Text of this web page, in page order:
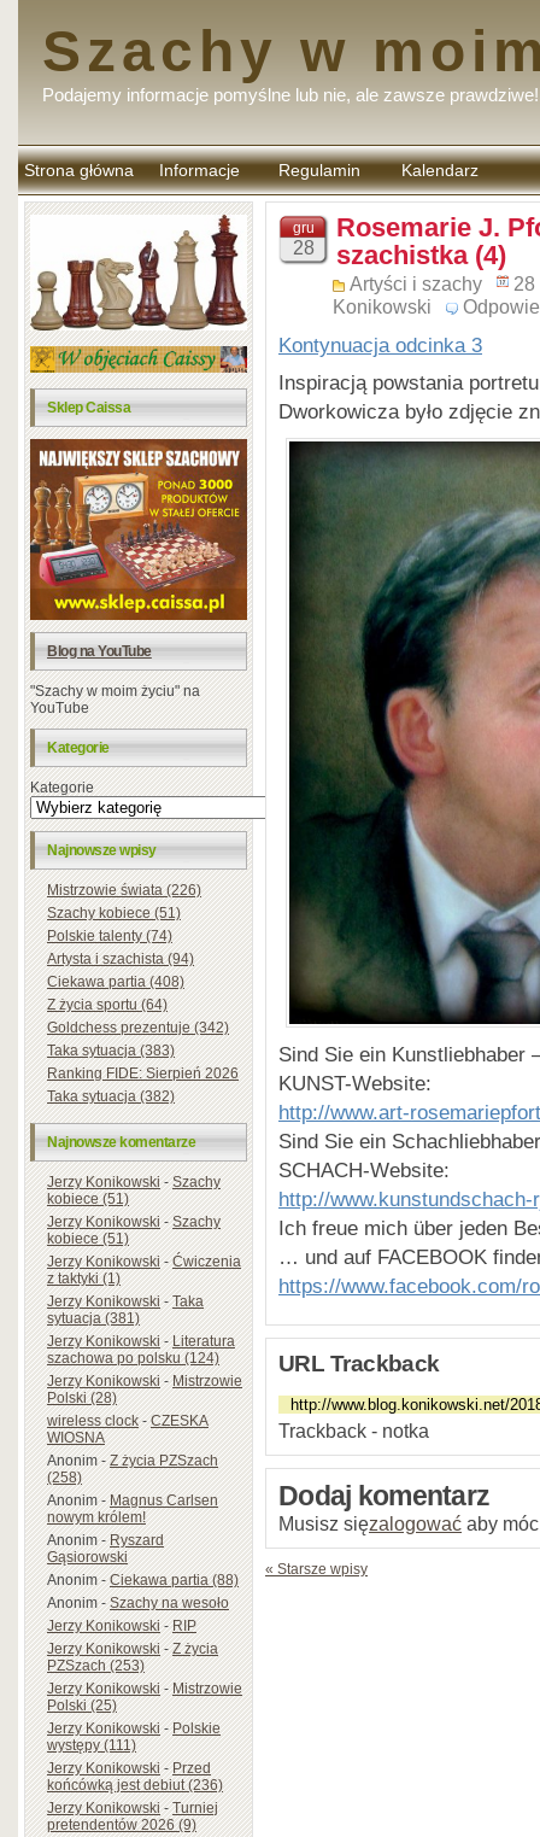
Szachy w
Podajemy informacje pomyślne lub nie, ale zawsze prawdziwe!
Strona główna Informacje Regulamin
komentarzy
Kalendarz
Sklep Caissa
Blog na YouTube
"Szachy w moim życiu" na
YouTube
Kategorie
Kategorie
Najnowsze wpisy
Mistrzowie świata (226)
Szachy kobiece (51)
Polskie talenty (74)
Artysta i szachista (94)
Ciekawa partia (408)
Z życia sportu (64)
Goldchess prezentuje (342)
Taka sytuacja (383)
Ranking FIDE: Sierpień 2026
Taka sytuacja (382)
Najnowsze komentarze
Jerzy Konikowski-Szachy
kobiece (51)
Jerzy Konikowski-Szachy
kobiece (51)
Jerzy Konikowski-Ćwiczenia
z taktyki (1)
Jerzy Konikowski-Taka
sytuacja (381)
Jerzy Konikowski-Literatura
szachowa po polsku (124)
Jerzy Konikowski-Mistrzowie
Polski (28)
wireless clock-CZESKA
WIOSNA
Anonim-Z życia PZSzach
(258)
Anonim-Magnus Carlsen
nowym królem!
Anonim-Ryszard
Gąsiorowski
Anonim-Ciekawa partia (88)
Anonim-Szachy na wesoło
Jerzy Konikowski-RIP
Jerzy Konikowski-Z życia
PZSzach (253)
Jerzy Konikowski-Mistrzowie
Polski (25)
Jerzy Konikowski-Polskie
występy (111)
Jerzy Konikowski-Przed
końcówką jest debiut (236)
Jerzy Konikowski-Turniej
pretendentów 2026 (9)
gru
28
Rosemarie J.
szachistka (4)
Artyści i szachy
28
Konikowski
Kontynuacja odcinka 3
Inspiracją powstania
Dworkowicza było zdjęcie
Sind Sie ein Kunstliebhaber
KUNST-Website:
http://www.art-
Sind Sie ein
SCHACH-Website:
http://www.kunstundschach-
Ich freue mich über jeden
… und auf FACEBOOK
https://www.facebook.com/
URL Trackback
Trackback - notka
Dodaj komentarz
Musisz sięzalogować aby
« Starsze wpisy